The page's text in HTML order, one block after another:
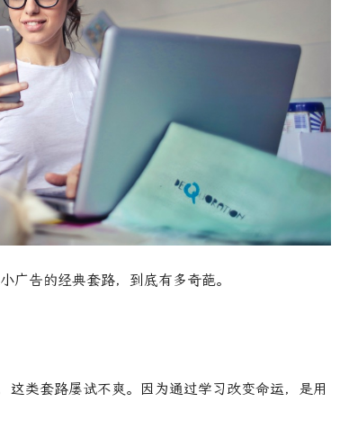
广告的经典套路，到底有多奇葩。
这类套路屡试不爽。因为通过学习改变命运，是用